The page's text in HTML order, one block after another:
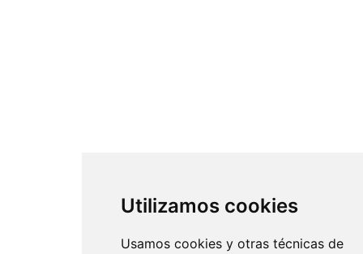
Utilizamos cookies
Usamos cookies y otras técnicas de